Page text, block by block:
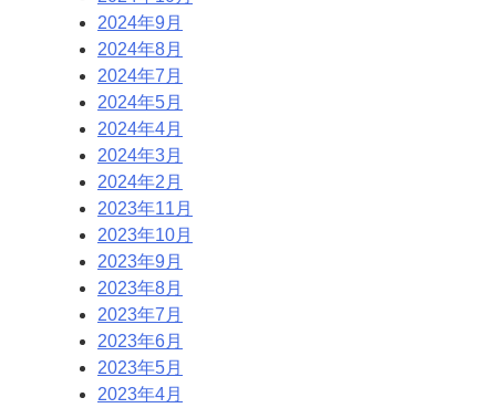
2024年9月
2024年8月
2024年7月
2024年5月
2024年4月
2024年3月
2024年2月
2023年11月
2023年10月
2023年9月
2023年8月
2023年7月
2023年6月
2023年5月
2023年4月